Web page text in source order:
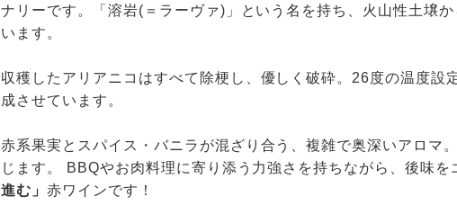
ナリーです。「溶岩(＝ラーヴァ)」という名を持ち、火山性土壌
います。
収穫したアリアニコはすべて除梗し、優しく破砕。26度の温度
成させています。
赤系果実とスパイス・バニラが混ざり合う、複雑で奥深いアロマ
じます。 BBQやお肉料理に寄り添う力強さを持ちながら、後味を
進む」赤ワインです！